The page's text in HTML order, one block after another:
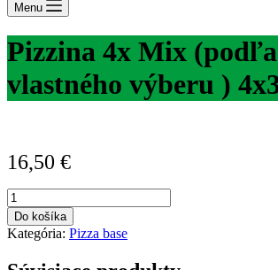
Menu
Pizzina 4x Mix (podľa
vlastného výberu )
16,50 €
množstvo
Pizzina
4x
Mix
Do košíka
Kategória: Pizza base